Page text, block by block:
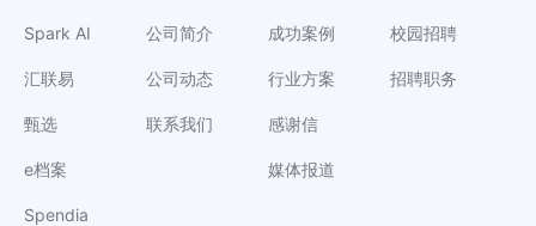
Spark AI
汇联易
甄选
e档案
Spendia
公司简介
公司动态
联系我们
成功案例
行业方案
感谢信
媒体报道
校园招聘
招聘职务